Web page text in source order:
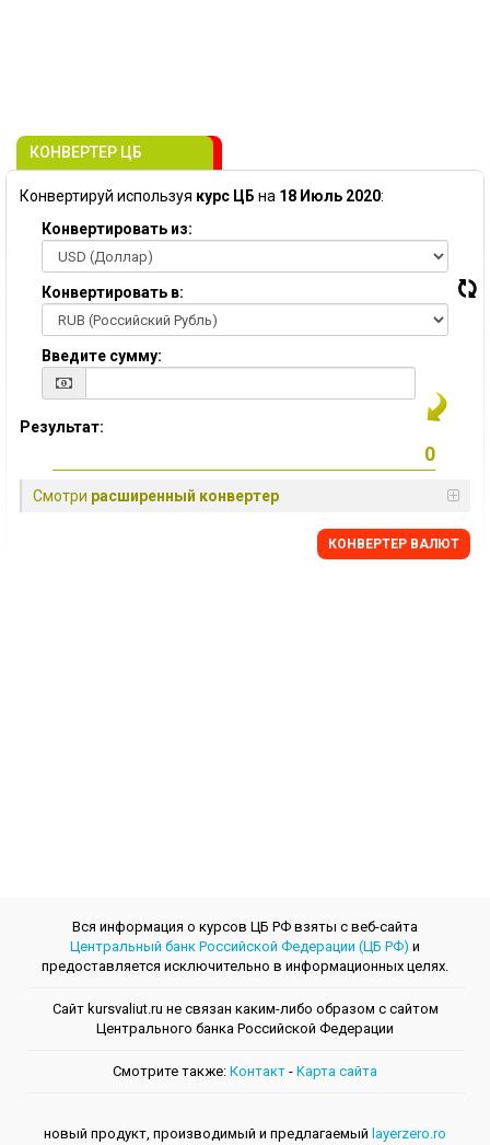
КОНВЕРТЕР ЦБ
Конвертируй используя курс ЦБ на 18 Июль 2020:
Конвертировать из:
Конвертировать в:
Введите сумму:
Результат:
Смотри расширенный конвертер
КОНВЕРТЕР ВАЛЮТ
Вся информация о курсов ЦБ РФ взяты с веб-сайта
Центральный банк Российской Федерации (ЦБ РФ) и
предоставляется исключительно в информационных целях.
Сайт kursvaliut.ru не связан каким-либо образом с сайтом
Центрального банкa Российской Федерации
Смотрите также: Контакт - Kарта сайта
новый продукт, производимый и предлагаемый layerzero.ro